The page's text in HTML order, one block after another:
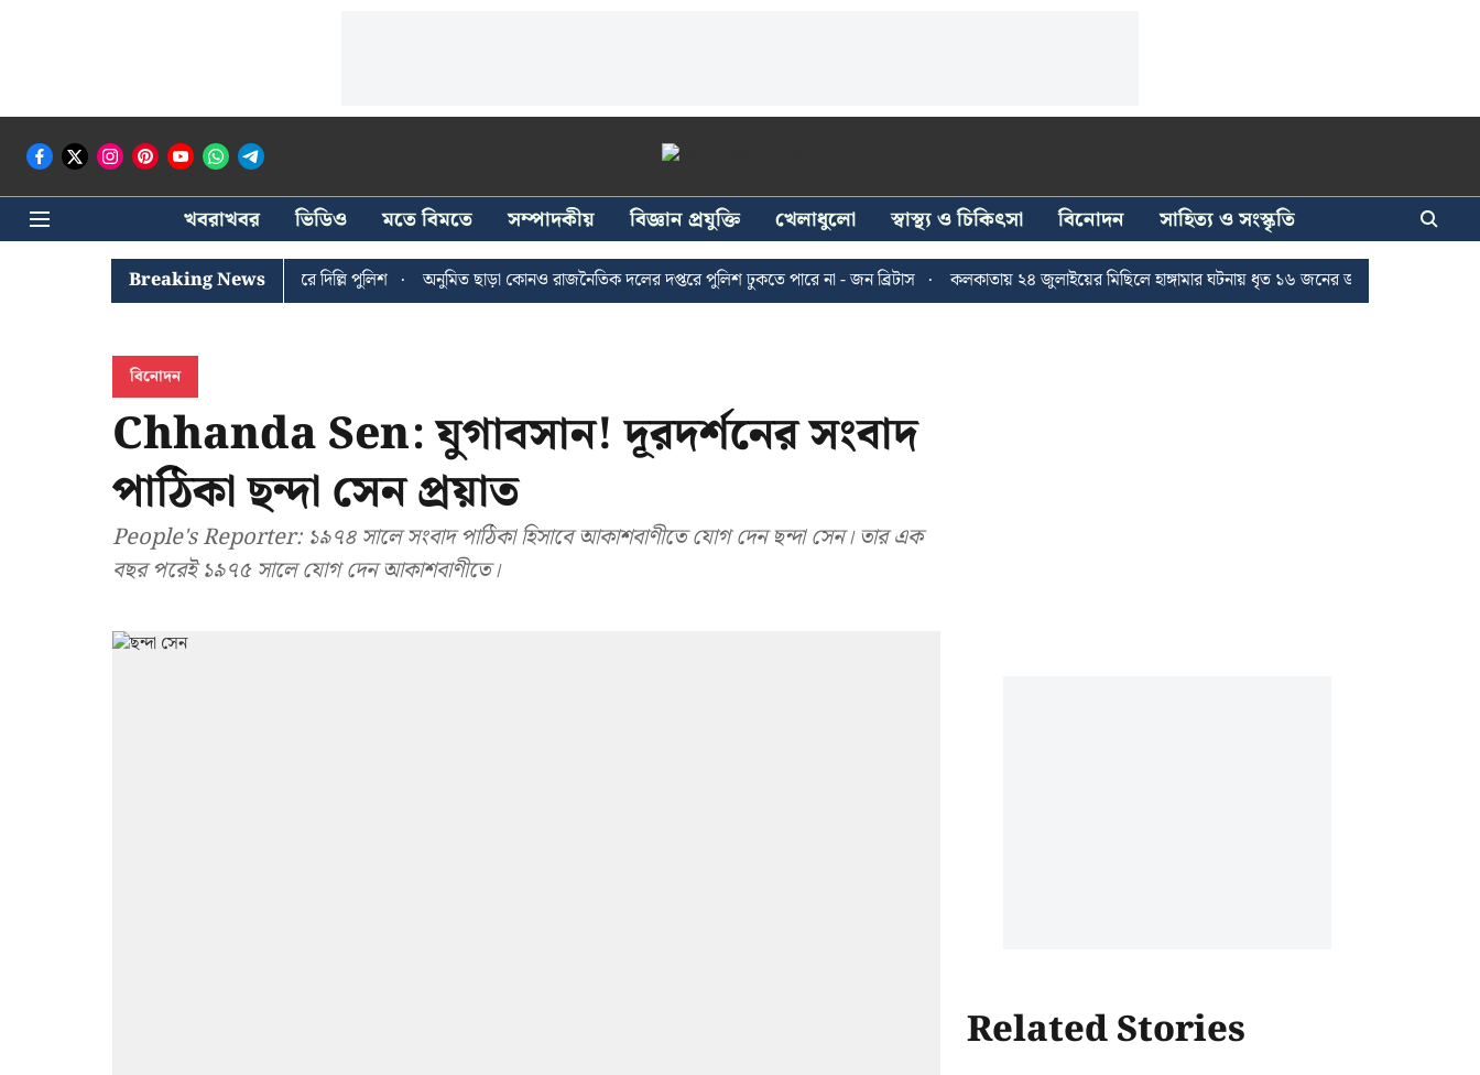
খবরাখবর ভিডিও মতে বিমতে সম্পাদকীয় বিজ্ঞান প্রযুক্তি খেলাধুলো স্বাস্থ্য ও চিকিৎসা বিনোদন সাহিত্য ও সংস্কৃতি
Breaking News
ঘোষের খোঁজে সিপিআইএম সদর দপ্তরে দিল্লি পুলিশ অনুমিত ছাড়া কোনও রাজনৈতিক দলের দপ্তরে পুলিশ ঢুকতে পারে না - জন ব্রিটাস কলকাতায় ২৪ জুলাইয়ের মিছিলে হাঙ্গামার ঘটনায় ধৃত ১৬ জনের জামিন
বিনোদন
Chhanda Sen: যুগাবসান! দূরদর্শনের সংবাদ
পাঠিকা ছন্দা সেন প্রয়াত
People's Reporter: ১৯৭৪ সালে সংবাদ পাঠিকা হিসাবে আকাশবাণীতে যোগ দেন ছন্দা সেন। তার এক
বছর পরেই ১৯৭৫ সালে যোগ দেন আকাশবাণীতে।
Related Stories